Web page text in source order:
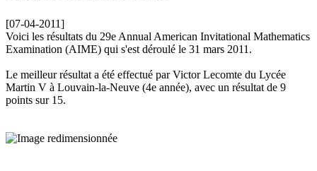
[07-04-2011]
Voici les résultats du 29e Annual American Invitational Mathematics
Examination (AIME) qui s'est déroulé le 31 mars 2011.
Le meilleur résultat a été effectué par Victor Lecomte du Lycée
Martin V à Louvain-la-Neuve (4e année), avec un résultat de 9
points sur 15.